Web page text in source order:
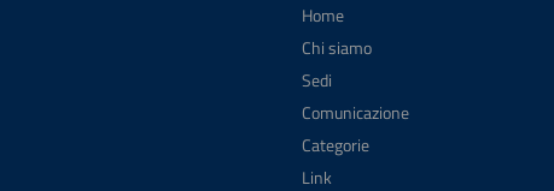
Home
Chi siamo
Sedi
Comunicazione
Categorie
Link